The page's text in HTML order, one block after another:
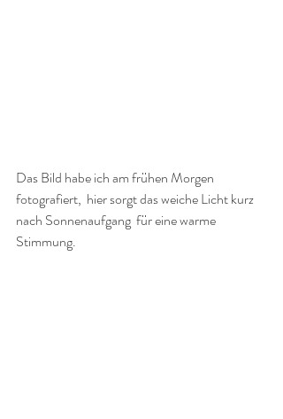
Das Bild habe ich am frühen Morgen
fotografiert,  hier sorgt das weiche Licht kurz
nach Sonnenaufgang  für eine warme
Stimmung.